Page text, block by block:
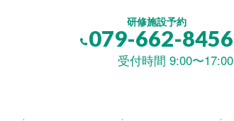
研修施設予約
079-662-8456
受付時間 9:00〜17:00